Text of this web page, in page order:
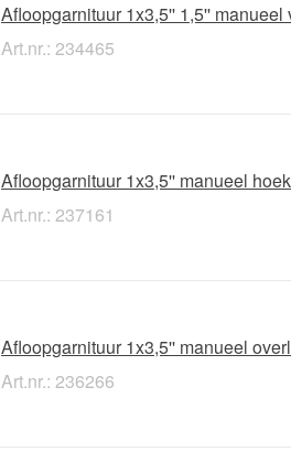
Afloopgarnituur 1x3,5'' 1,5''
Art.nr.: 234465
Afloopgarnituur 1x3,5'' manueel
Art.nr.: 237161
Afloopgarnituur 1x3,5'' manueel
Art.nr.: 236266